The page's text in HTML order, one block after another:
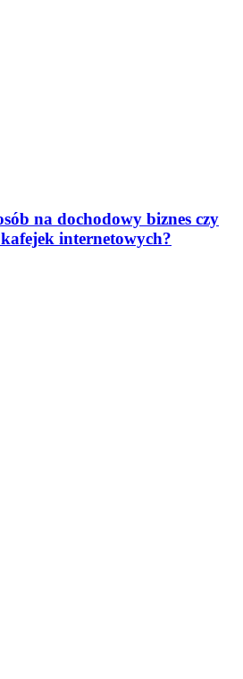
na dochodowy biznes czy
internetowych?